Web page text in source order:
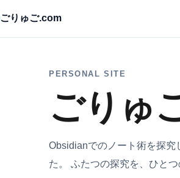
ごりゅご.com
PERSONAL SITE
ごりゅ
Obsidianでのノート術を探究
た。 ふたつの探究を、ひと